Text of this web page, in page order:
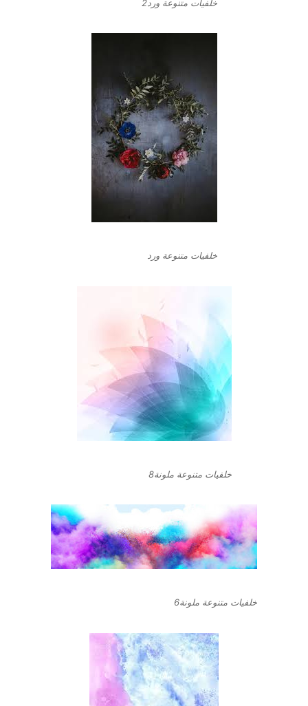
خلفيات متنوعة ورد2
خلفيات متنوعة ورد
خلفيات متنوعة ملونة8
خلفيات متنوعة ملونة6